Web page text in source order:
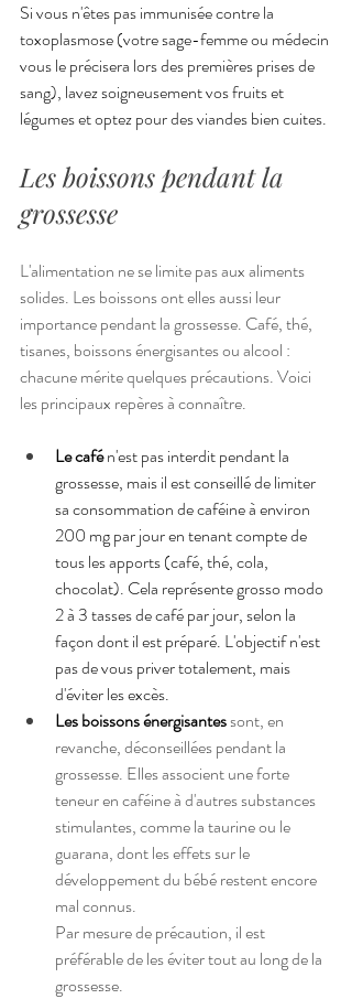
Si vous n'êtes pas immunisée contre la
toxoplasmose (votre sage-femme ou médecin
vous le précisera lors des premières prises de
sang), lavez soigneusement vos fruits et
légumes et optez pour des viandes bien cuites.
Les boissons pendant la
grossesse
L'alimentation ne se limite pas aux aliments
solides. Les boissons ont elles aussi leur
importance pendant la grossesse. Café, thé,
tisanes, boissons énergisantes ou alcool :
chacune mérite quelques précautions. Voici
les principaux repères à connaître.
Le café n'est pas interdit pendant la
grossesse, mais il est conseillé de limiter
sa consommation de caféine à environ
200 mg par jour en tenant compte de
tous les apports (café, thé, cola,
chocolat). Cela représente grosso modo
2 à 3 tasses de café par jour, selon la
façon dont il est préparé. L'objectif n'est
pas de vous priver totalement, mais
d'éviter les excès.
Les boissons énergisantessont, en
revanche, déconseillées pendant la
grossesse. Elles associent une forte
teneur en caféine à d'autres substances
stimulantes, comme la taurine ou le
guarana, dont les effets sur le
développement du bébé restent encore
mal connus.
Par mesure de précaution, il est
préférable de les éviter tout au long de la
grossesse.